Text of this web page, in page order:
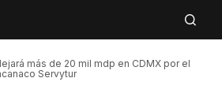
más de 20 mil mdp en CDMX por el
Servytur